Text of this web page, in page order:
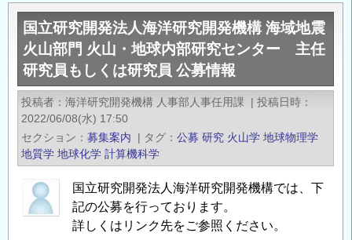
は
研
究
員
公
募
報
の
研
究
開
発
法
人
洋
研
究
開
国立研究開発法人海洋研究開発機構 海域地震
火山部門 火山・地球内部研究センター 主任
研究員もしくは研究員 公募情報
投稿者 海洋研究開発機構 人事部人事任用課 | 投稿日時
2022/06/08(水) 17:50
セクション
募集案内 | タグ 公募 研究 火山学 地球物理学
地質学 地球化学 計算機科学
国立研究開発法人海洋研究開発機構では、下
記の公募を行っております。
詳しくはリンク先をご参照ください。